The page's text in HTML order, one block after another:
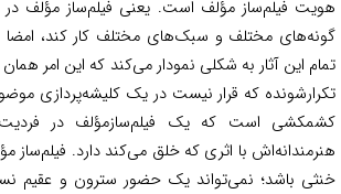
فیلم‌ساز مؤلف است. یعنی فیلم‌ساز مؤلف در
مختلف و سبک‌های مختلف کار کند، امضا و
این آثار به شکلی نمودار می‌کند که این امر
که قرار نیست در یک کلیشه‌پردازی
است که یک فیلم‌سازمؤلف در
با اثری که خلق می‌کند دارد. فیلم‌ساز
باشد؛ نمی‌تواند یک حضور سترون و عقیم